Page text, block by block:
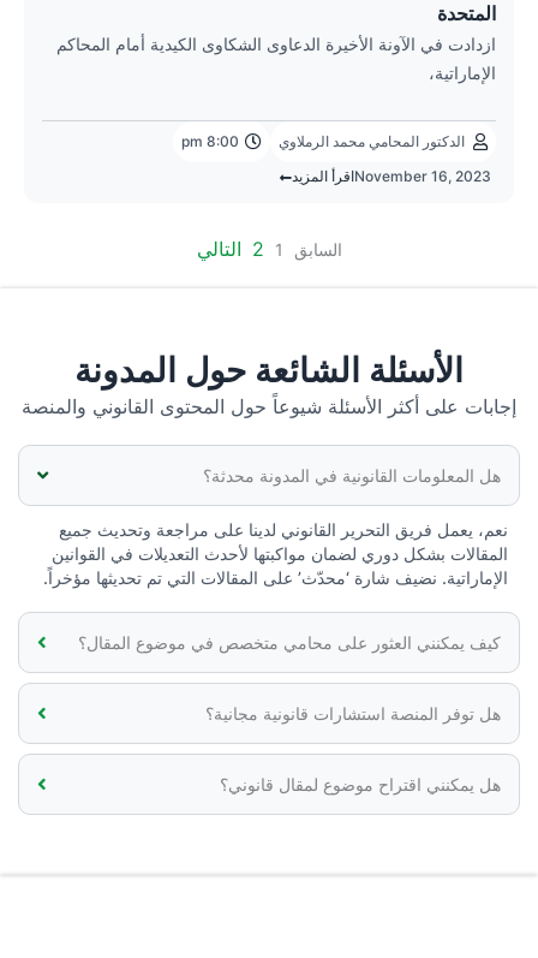
المتحدة
ازدادت في الآونة الأخيرة الدعاوى الشكاوى الكيدية أمام المحاكم
الإماراتية،
الدكتور المحامي محمد الرملاوي
8:00 pm
November 16, 2023اقرأ المزيد
السابق 1
2 التالي
الأسئلة الشائعة حول المدونة
إجابات على أكثر الأسئلة شيوعاً حول المحتوى القانوني والمنصة
هل المعلومات القانونية في المدونة محدثة؟
نعم، يعمل فريق التحرير القانوني لدينا على مراجعة وتحديث جميع
المقالات بشكل دوري لضمان مواكبتها لأحدث التعديلات في القوانين
الإماراتية. نضيف شارة ‘محدّث’ على المقالات التي تم تحديثها مؤخراً.
كيف يمكنني العثور على محامي متخصص في موضوع المقال؟
هل توفر المنصة استشارات قانونية مجانية؟
هل يمكنني اقتراح موضوع لمقال قانوني؟